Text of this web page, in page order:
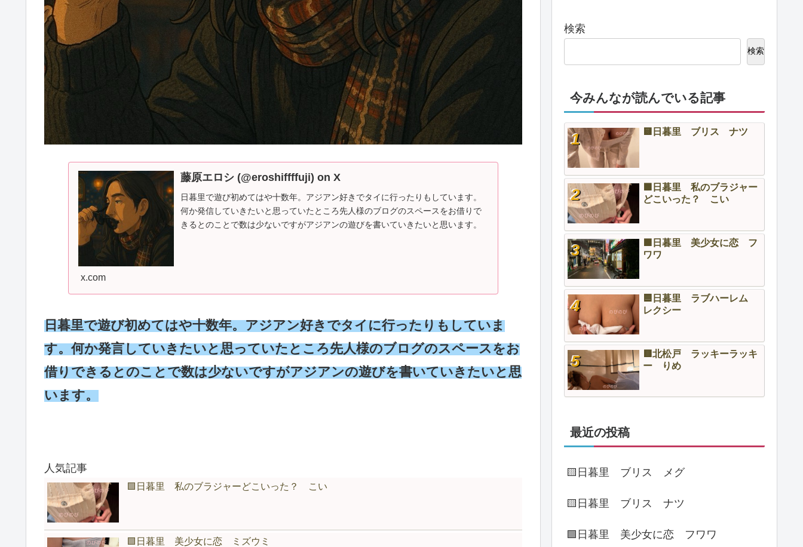
藤原エロシ (@eroshiffffuji) on X
日暮里で遊び初めてはや十数年。アジアン好きでタイに行ったりもしています。
何か発信していきたいと思っていたところ先人様のブログのスペースをお借りで
きるとのことで数は少ないですがアジアンの遊びを書いていきたいと思います。
x.com
日暮里で遊び初めてはや十数年。アジアン好きでタイに行ったりもしていま
す。何か発言していきたいと思っていたところ先人様のブログのスペースをお
借りできるとのことで数は少ないですがアジアンの遊びを書いていきたいと思
います。
人気記事
🟩日暮里 私のブラジャーどこいった？ こい
🟩日暮里 美少女に恋 ミズウミ
検索
検索
今みんなが読んでいる記事
🟨日暮里 ブリス ナツ
🟩日暮里 私のブラジャー
どこいった？ こい
🟩日暮里 美少女に恋 フ
ワワ
🟦日暮里 ラブハーレム
レクシー
🟥北松戸 ラッキーラッキ
ー りめ
最近の投稿
🟨日暮里 ブリス メグ
🟨日暮里 ブリス ナツ
🟩日暮里 美少女に恋 フワワ